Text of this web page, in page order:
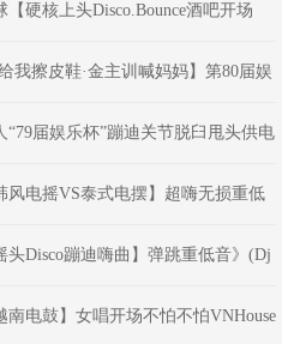
硬核上头Disco.Bounce酒吧开场
我擦皮鞋·金主训喊妈妈】第80届娱
虹君届娱乐杯”蹦迪关节脱臼甩头供电
风电摇VS泰式电摆】超嗨无损重低
头Disco蹦迪嗨曲】弹跳重低音》(Dj
电鼓】女唱开场不怕不怕VNHouse